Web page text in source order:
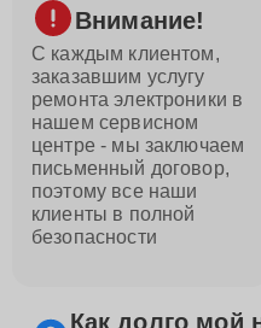
Внимание!
С каждым клиентом,
заказавшим услугу
ремонта электроники в
нашем сервисном
центре - мы заключаем
письменный договор,
поэтому все наши
клиенты в полной
безопасности
Как долго мой